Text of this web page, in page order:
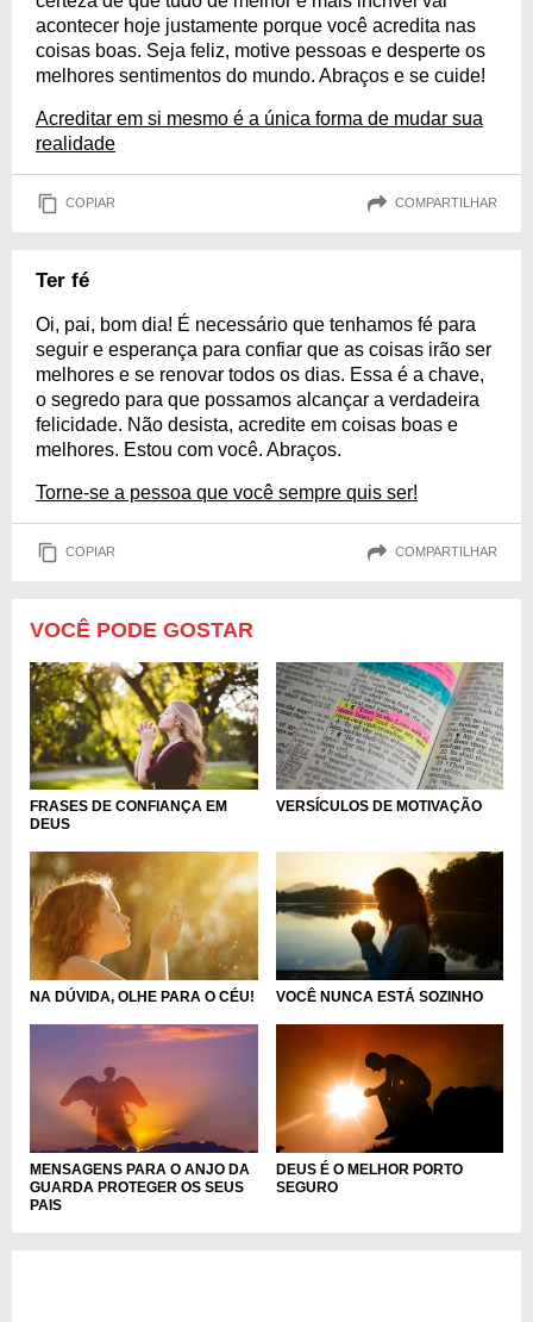
acontecer hoje justamente porque você acredita nas
coisas boas. Seja feliz, motive pessoas e desperte os
melhores sentimentos do mundo. Abraços e se cuide!
Acreditar em si mesmo é a única forma de mudar sua
realidade
COPIAR COMPARTILHAR
Ter fé
Oi, pai, bom dia! É necessário que tenhamos fé para
seguir e esperança para confiar que as coisas irão ser
melhores e se renovar todos os dias. Essa é a chave,
o segredo para que possamos alcançar a verdadeira
felicidade. Não desista, acredite em coisas boas e
melhores. Estou com você. Abraços.
Torne-se a pessoa que você sempre quis ser!
COPIAR COMPARTILHAR
VOCÊ PODE GOSTAR
FRASES DE CONFIANÇA EM
DEUS
VERSÍCULOS DE MOTIVAÇÃO
NA DÚVIDA, OLHE PARA O CÉU! VOCÊ NUNCA ESTÁ SOZINHO
MENSAGENS PARA O ANJO DA
GUARDA PROTEGER OS SEUS
PAIS
DEUS É O MELHOR PORTO
SEGURO